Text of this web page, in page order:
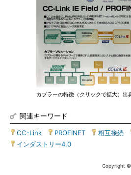
カプラーの特徴（クリックで拡大）出
関連キーワード
CC-Link PROFINET 相互接続
インダストリー4.0
Copyright ©